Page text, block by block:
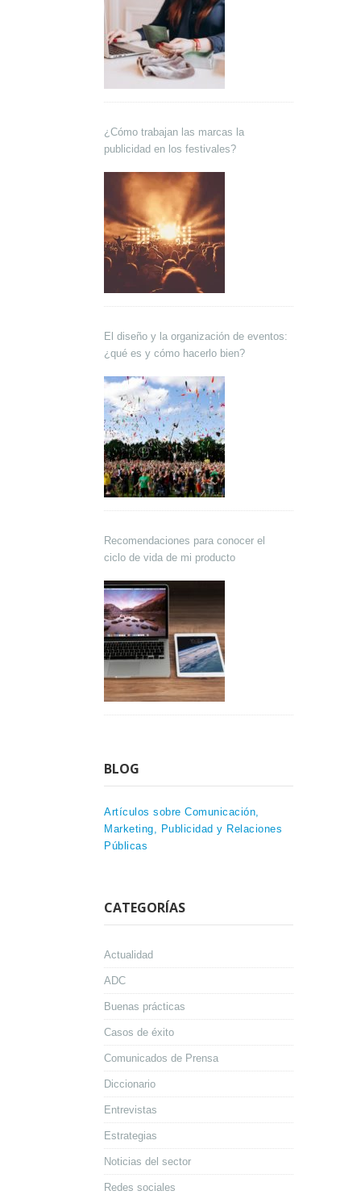
¿Cómo trabajan las marcas la
publicidad en los festivales?
El diseño y la organización de eventos:
¿qué es y cómo hacerlo bien?
Recomendaciones para conocer el
ciclo de vida de mi producto
BLOG
Artículos sobre Comunicación,
Marketing, Publicidad y Relaciones
Públicas
CATEGORÍAS
Actualidad
ADC
Buenas prácticas
Casos de éxito
Comunicados de Prensa
Diccionario
Entrevistas
Estrategias
Noticias del sector
Redes sociales